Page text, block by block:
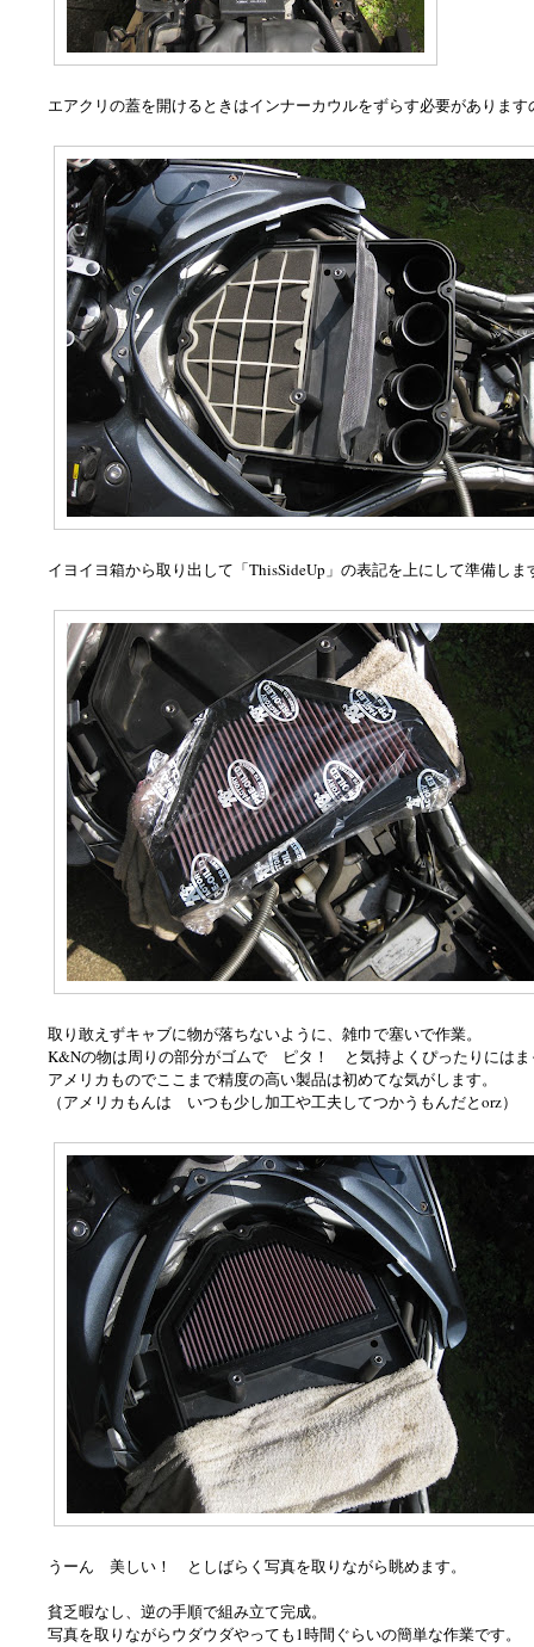
エアクリの蓋を開けるときはインナーカウルをずらす必要がありま
イヨイヨ箱から取り出して「ThisSideUp」の表記を上にして準備しま
取り敢えずキャブに物が落ちないように、雑巾で塞いで作業。
K&Nの物は周りの部分がゴムで ピタ！ と気持よくぴったりにはま
アメリカものでここまで精度の高い製品は初めてな気がします。
（アメリカもんは いつも少し加工や工夫してつかうもんだとorz）
うーん 美しい！ としばらく写真を取りながら眺めます。
貧乏暇なし、逆の手順で組み立て完成。
写真を取りながらウダウダやっても1時間ぐらいの簡単な作業です。